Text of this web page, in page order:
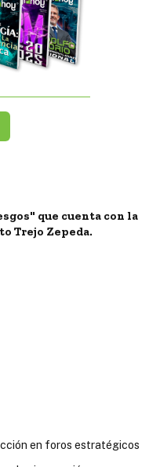
que cuenta con la
Trejo Zepeda.
en foros estratégicos